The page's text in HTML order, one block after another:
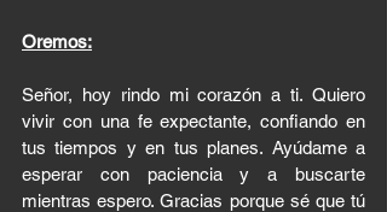
Oremos:
Señor, hoy rindo mi corazón a ti. Quiero
vivir con una fe expectante, confiando en
tus tiempos y en tus planes. Ayúdame a
esperar con paciencia y a buscarte
mientras espero. Gracias porque sé que tú